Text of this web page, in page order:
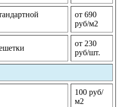
от 690
руб/м2
от 230
руб/шт.
100 руб/
м2